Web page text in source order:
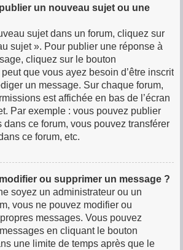
un nouveau sujet ou une
sujet dans un forum, cliquez sur
sujet ». Pour publier une réponse à
cliquez sur le bouton
que vous ayez besoin d’être inscrit
un message. Sur chaque forum,
est affichée en bas de l’écran
Par exemple : vous pouvez publier
ce forum, vous pouvez transférer
ce forum, etc.
ou supprimer un message ?
soyez un administrateur ou un
vous ne pouvez modifier ou
messages. Vous pouvez
en cliquant le bouton
une limite de temps après que le